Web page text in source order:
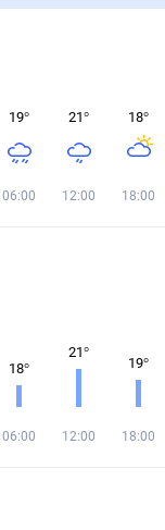
19°
06:00
21°
12:00
18°
18:00
18°
06:00
21°
12:00
19°
18:00